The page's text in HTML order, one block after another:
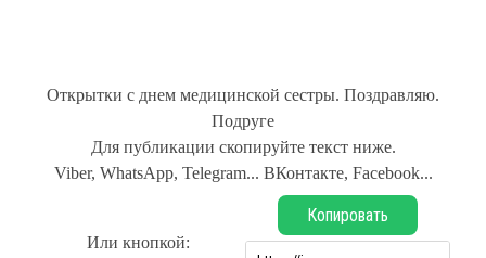
Открытки с днем медицинской сестры. Поздравляю.
Подруге
Для публикации скопируйте текст ниже.
Viber, WhatsApp, Telegram... ВКонтакте, Facebook...
Или кнопкой:
Копировать